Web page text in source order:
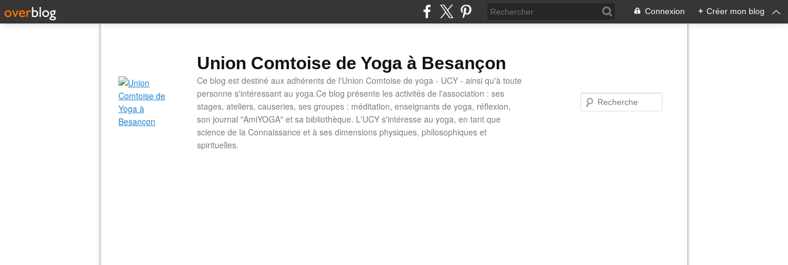
Connexion + Créer mon blog
Union Comtoise de Yoga à Besançon
Ce blog est destiné aux adhérents de l'Union Comtoise de yoga - UCY - ainsi qu'à toute
personne s'intéressant au yoga.Ce blog présente les activités de l'association : ses
stages, ateliers, causeries, ses groupes : méditation, enseignants de yoga, réflexion,
son journal "AmiYOGA" et sa bibliothèque. L'UCY s'intéresse au yoga, en tant que
science de la Connaissance et à ses dimensions physiques, philosophiques et
spirituelles.